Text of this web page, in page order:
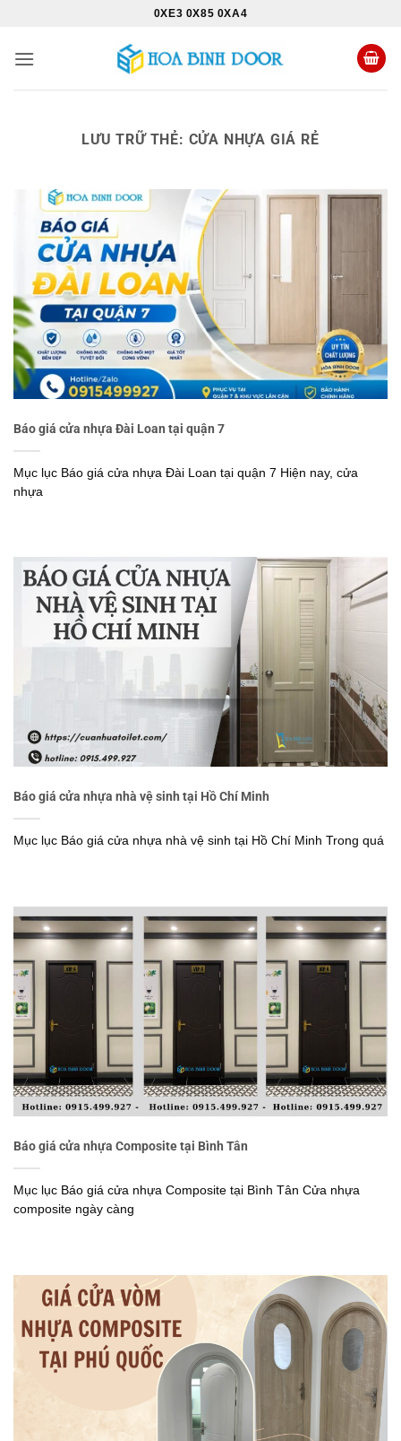
nội
0XE3 0X85 0XA4
LƯU TRỮ THẺ: CỬA NHỰA GIÁ RẺ
Báo giá cửa nhựa Đài Loan tại quận 7
Mục lục Báo giá cửa nhựa Đài Loan tại quận 7 Hiện nay, cửa
nhựa
Báo giá cửa nhựa nhà vệ sinh tại Hồ Chí Minh
Mục lục Báo giá cửa nhựa nhà vệ sinh tại Hồ Chí Minh Trong quá
Báo giá cửa nhựa Composite tại Bình Tân
Mục lục Báo giá cửa nhựa Composite tại Bình Tân Cửa nhựa
composite ngày càng